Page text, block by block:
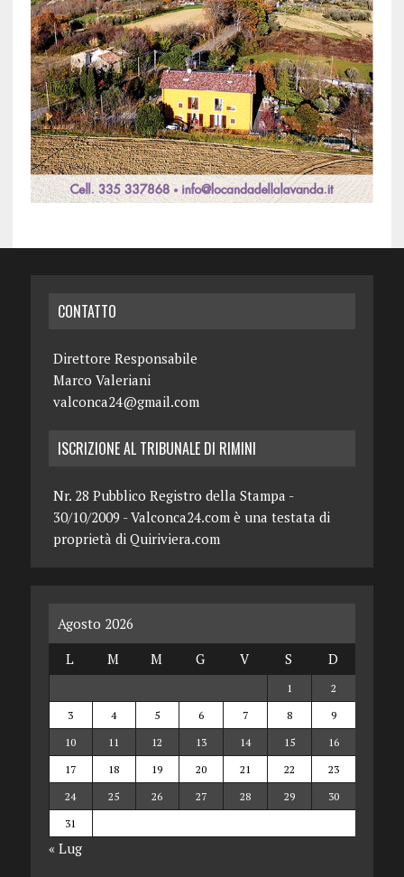
CONTATTO
Direttore Responsabile
Marco Valeriani
valconca24@gmail.com
ISCRIZIONE AL TRIBUNALE DI RIMINI
Nr. 28 Pubblico Registro della Stampa -
30/10/2009 - Valconca24.com è una testata di
proprietà di Quiriviera.com
Agosto 2026
L
M M G V S D
1
2
3
4 5 6 7 8
9
10
11 12 13 14 15
16
17
18 19 20 21 22
23
24
25 26 27 28 29
30
31
« Lug